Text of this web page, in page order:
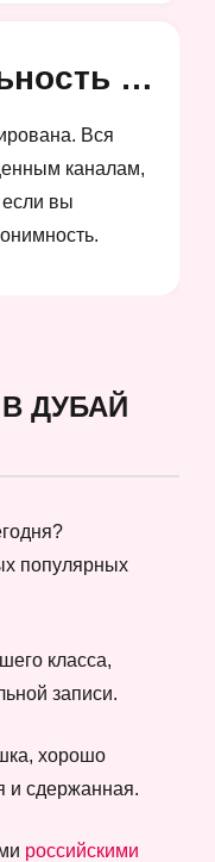
Конфиденциальность и анонимность
Вся
каналам,
если вы
ДУБАЙ
популярных
класса,
записи.
хорошо
и сдержанная.
российскими